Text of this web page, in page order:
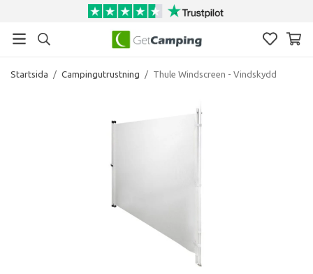
Startsida / Campingutrustning / Thule Windscreen - Vindskydd